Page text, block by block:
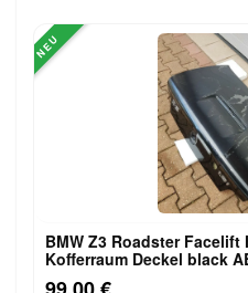
NEU
BMW Z3 Roadster
Kofferraum Deckel black